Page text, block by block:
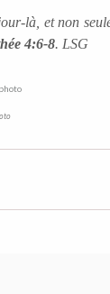
là, et non
4:6-8. LSG